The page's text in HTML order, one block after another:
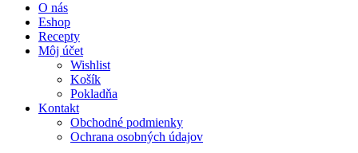
O nás
Eshop
Recepty
Môj účet
Wishlist
Košík
Pokladňa
Kontakt
Obchodné podmienky
Ochrana osobných údajov